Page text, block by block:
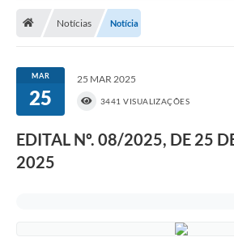
Portal da Transparência
Secretarias
Notícias Notícia
MAR
25
25 MAR 2025
3441 VISUALIZAÇÕES
EDITAL Nº. 08/2025, DE 25
2025